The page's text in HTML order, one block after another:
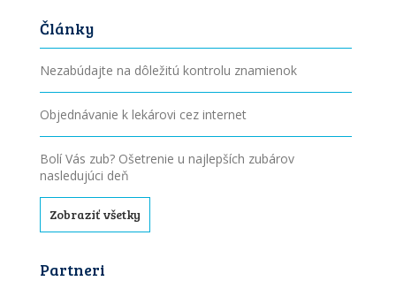
Články
Nezabúdajte na dôležitú kontrolu znamienok
Objednávanie k lekárovi cez internet
Bolí Vás zub? Ošetrenie u najlepších zubárov
nasledujúci deň
Zobraziť všetky
Partneri